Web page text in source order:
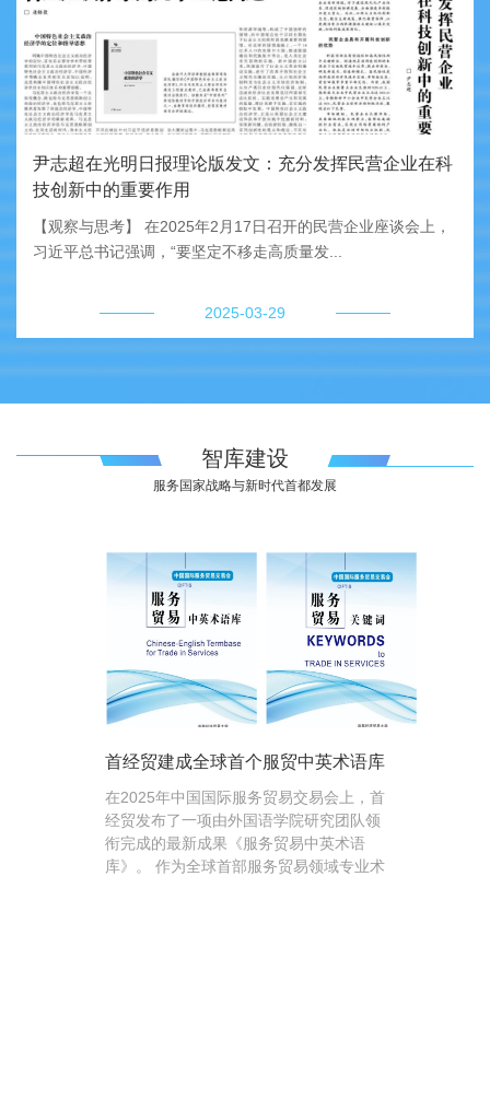
尹志超在光明日报理论版发文：充分发挥民营企业在科
技创新中的重要作用
【观察与思考】 在2025年2月17日召开的民营企业座谈会上，
习近平总书记强调，“要坚定不移走高质量发...
2025-03-29
智库建设
服务国家战略与新时代首都发展
首经贸建成全球首个服贸中英术语库
在2025年中国国际服务贸易交易会上，首
经贸发布了一项由外国语学院研究团队领
衔完成的最新成果《服务贸易中英术语
库》。 作为全球首部服务贸易领域专业术